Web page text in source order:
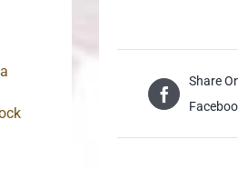
Share